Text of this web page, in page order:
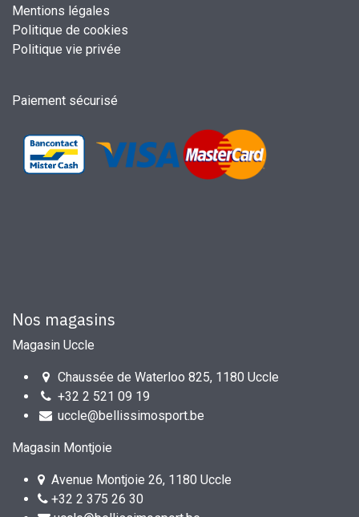
Mentions légales
Politique de cookies
Politique vie privée
Paiement sécurisé
Nos magasins
Magasin Uccle
Chaussée de Waterloo 825, 1180 Uccle
+32 2 521 09 19
uccle@bellissimosport.be
Magasin Montjoie
Avenue Montjoie 26, 1180 Uccle
+32 2 375 26 30